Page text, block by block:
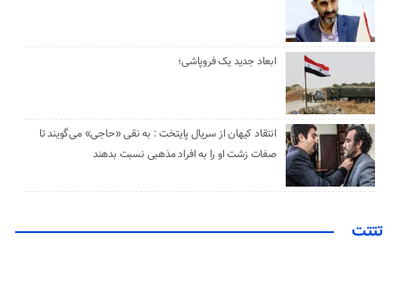
ابعاد جدید یک فروپاشی؛
انتقاد کیهان از سریال پایتخت : به نقی «حاجی» می‌گویند تا
صفات زشت او را به افراد مذهبی نسبت بدهند
تتتت